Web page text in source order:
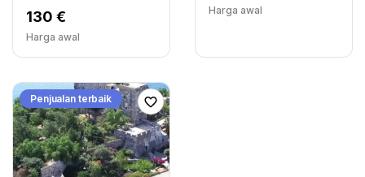
130 €
Harga awal
Harga awal
Penjualan terbaik